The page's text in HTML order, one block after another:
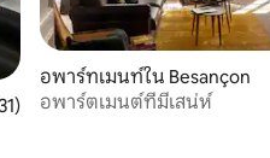
ลี่ย 4.97 จาก 5, 31 รีวิว
อพาร์ทเมนท์ใน Besançon
อพาร์ตเมนต์ที่มีเสน่ห์